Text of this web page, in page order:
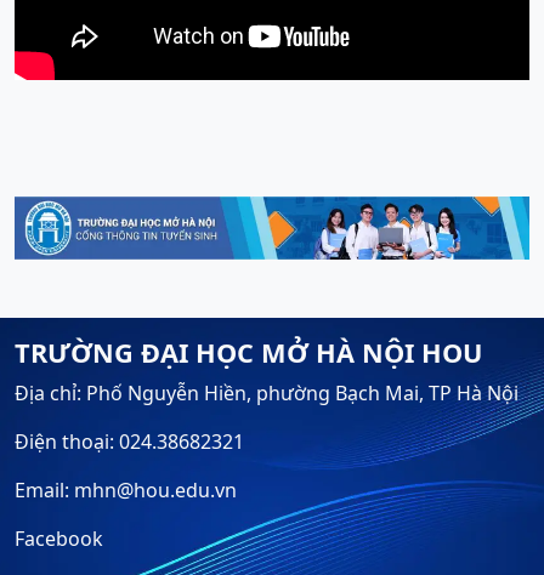
TRƯỜNG ĐẠI HỌC MỞ HÀ NỘI HOU
Địa chỉ: Phố Nguyễn Hiền, phường Bạch Mai, TP Hà Nội
Điện thoại: 024.38682321
Email: mhn@hou.edu.vn
Facebook